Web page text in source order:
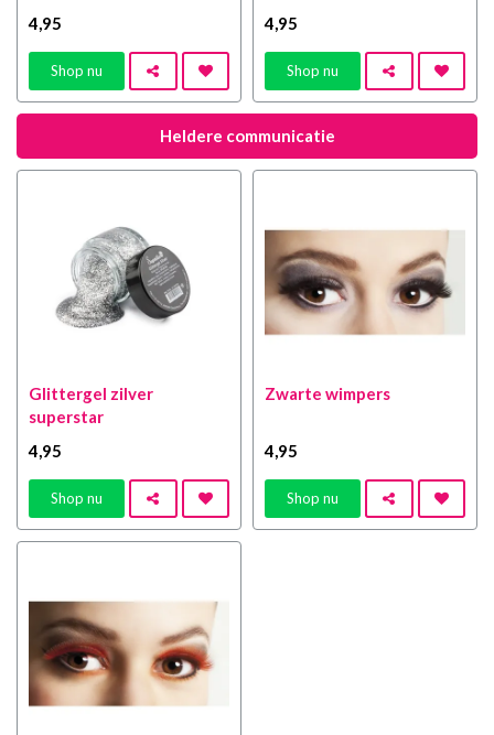
4 ,95
Shop nu
4 ,95
Shop nu
Heldere communicatie
Glittergel zilver
superstar
4 ,95
Shop nu
Zwarte wimpers
4 ,95
Shop nu